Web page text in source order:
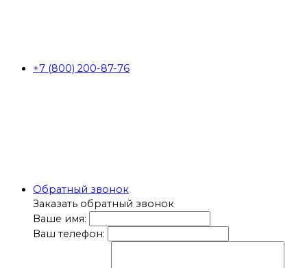
+7 (800) 200-87-76
Обратный звонок
Заказать обратный звонок
Ваше имя:
Ваш телефон: